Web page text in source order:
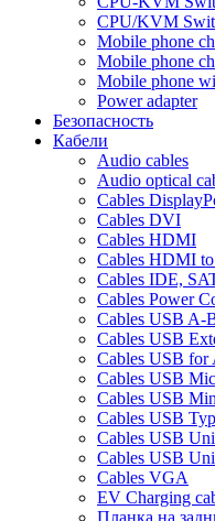
CPU/KVM
Mobile phone
Mobile phone
Mobile phone
Power adapter
Безопасность
Кабели
Audio cables
Audio optical
Cables
Cables DVI
Cables HDMI
Cables HDMI
Cables IDE,
Cables Power
Cables USB A-
Cables USB
Cables USB for
Cables USB
Cables USB
Cables USB
Cables USB
Cables USB
Cables VGA
EV Charging
Планка на